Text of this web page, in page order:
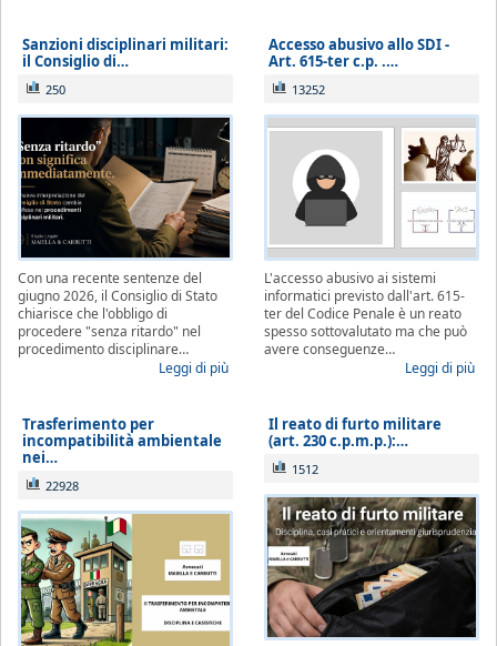
Sanzioni disciplinari militari:
il Consiglio di…
250
Con una recente sentenze del
giugno 2026, il Consiglio di Stato
chiarisce che l'obbligo di
procedere "senza ritardo" nel
procedimento disciplinare…
Leggi di più
Accesso abusivo allo SDI -
Art. 615-ter c.p. .…
13252
L'accesso abusivo ai sistemi
informatici previsto dall'art. 615-
ter del Codice Penale è un reato
spesso sottovalutato ma che può
avere conseguenze…
Leggi di più
Trasferimento per
incompatibilità ambientale
nei…
22928
Il reato di furto militare
(art. 230 c.p.m.p.):…
1512